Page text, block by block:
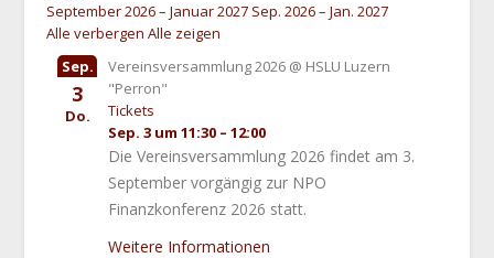
September 2026 – Januar 2027 Sep. 2026 – Jan. 2027
Alle verbergenAlle zeigen
Sep.
3
Do.
Vereinsversammlung 2026 @ HSLU Luzern
"Perron"
Tickets
Sep. 3 um 11:30 – 12:00
Die Vereinsversammlung 2026 findet am 3.
September vorgängig zur NPO
Finanzkonferenz 2026 statt.
Weitere Informationen